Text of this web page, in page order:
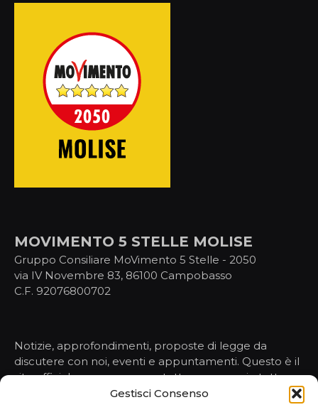
Gestisci Consenso
MOVIMENTO 5 STELLE MOLISE
Gruppo Consiliare MoVimento 5 Stelle - 2050
via IV Novembre 83, 86100 Campobasso
C.F. 92076800702
Notizie, approfondimenti, proposte di legge da
discutere con noi, eventi e appuntamenti. Questo è il
sito ufficiale per conoscere tutto, ma proprio tutto,
sulle nostre attività nelle istituzioni.